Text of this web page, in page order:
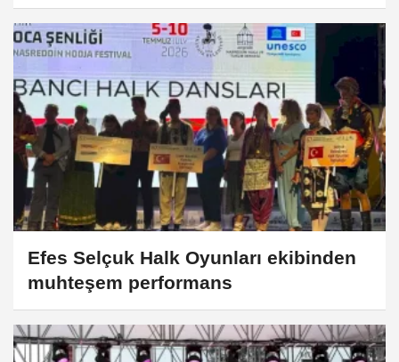
Efes Selçuk Halk Oyunları ekibinden
muhteşem performans